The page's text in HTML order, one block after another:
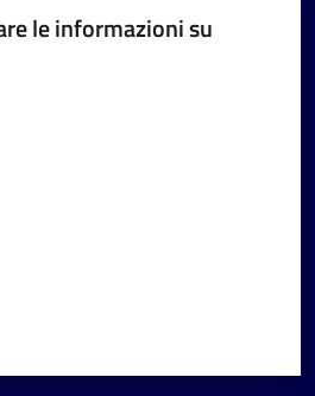
le informazioni su